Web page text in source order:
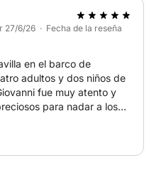
27/6/26 · Fecha de la reseña
en el barco de
adultos y dos niños de
fue muy atento y
para nadar a los
desde tierra. Tenía